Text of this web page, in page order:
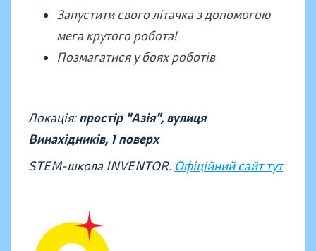
Запустити свого літачка з допомогою
мега крутого робота!
Позмагатися у боях роботів
Локація:простір "Азія", вулиця
Винахідників, 1 поверх
STEM-школа INVENTOR. Офіційний сайт тут